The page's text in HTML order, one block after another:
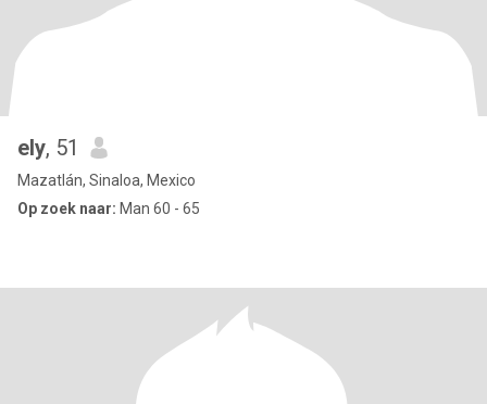
ely, 51
Mazatlán, Sinaloa, Mexico
Op zoek naar: Man 60 - 65